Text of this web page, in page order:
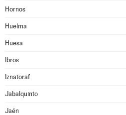
Hornos
Huelma
Huesa
Ibros
Iznatoraf
Jabalquinto
Jaén